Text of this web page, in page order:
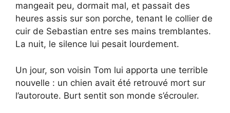
mangeait peu, dormait mal, et passait des
heures assis sur son porche, tenant le collier de
cuir de Sebastian entre ses mains tremblantes.
La nuit, le silence lui pesait lourdement.
Un jour, son voisin Tom lui apporta une terrible
nouvelle : un chien avait été retrouvé mort sur
l’autoroute. Burt sentit son monde s’écrouler.